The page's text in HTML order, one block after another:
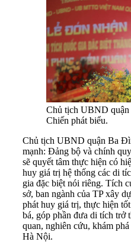
Chủ tịch UBND
Chiến phát biểu.
Chủ tịch UBND quận Ba
mạnh: Đảng bộ và chính
sẽ quyết tâm thực hiện có
huy giá trị hệ thống các di
gia đặc biệt nói riêng. Tích
sở, ban ngành của TP xây
phát huy giá trị, thực hiện
bá, góp phần đưa di tích trở
quan, nghiên cứu, khám
Hà Nội.